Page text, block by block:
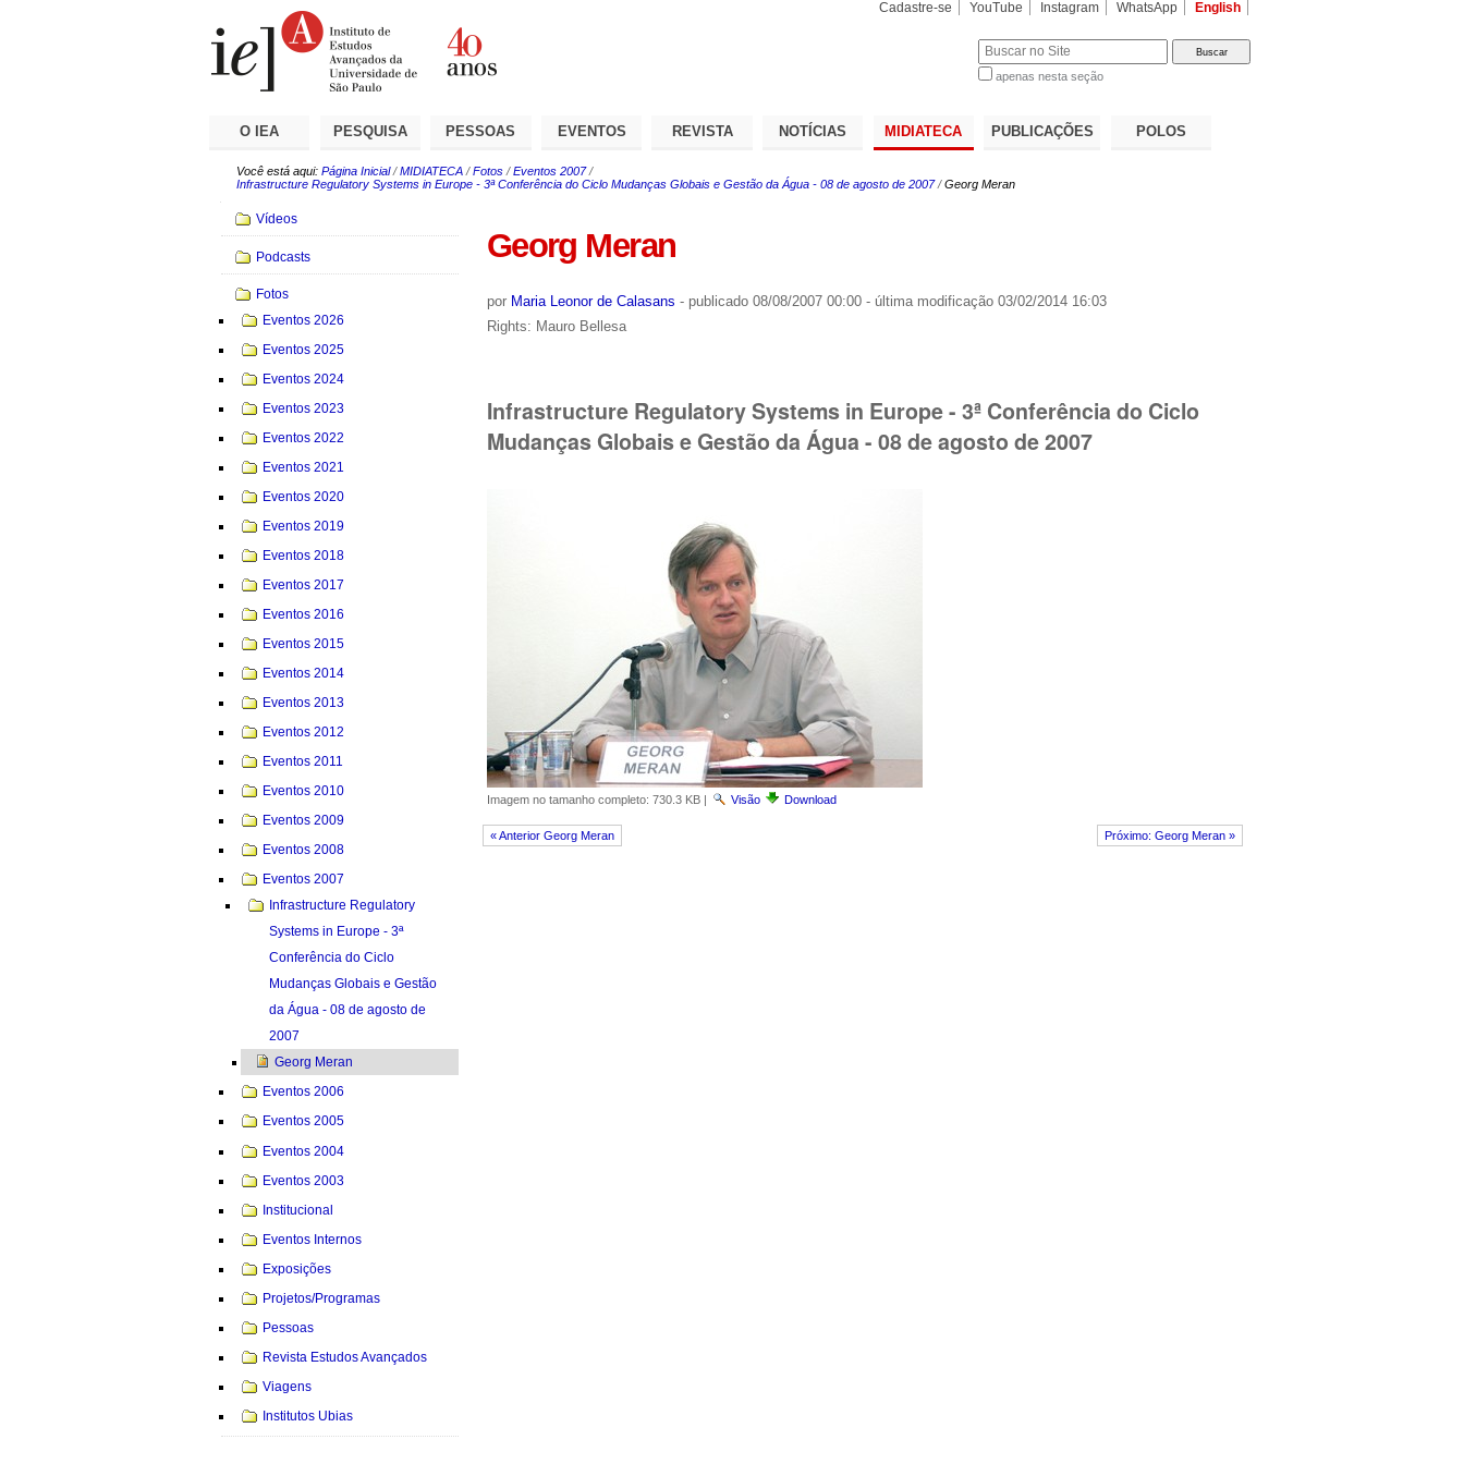
Cadastre-se YouTube Instagram WhatsApp English
apenas nesta seção
O IEA PESQUISA PESSOAS EVENTOS REVISTA NOTÍCIAS MIDIATECA PUBLICAÇÕES POLOS
Você está aqui: Página Inicial /MIDIATECA /Fotos /Eventos 2007 /
Infrastructure Regulatory Systems in Europe - 3ª Conferência do Ciclo Mudanças Globais e Gestão da Água - 08 de agosto de 2007 /Georg Meran
Georg Meran
por Maria Leonor de Calasans - publicado08/08/2007 00:00 - última modificação03/02/2014 16:03
Rights: Mauro Bellesa
Infrastructure Regulatory Systems in Europe - 3ª Conferência do Ciclo
Mudanças Globais e Gestão da Água - 08 de agosto de 2007
Imagem no tamanho completo: 730.3 KB| Visão Download
« Anterior Georg Meran Próximo: Georg Meran »
Navegação
Vídeos
Podcasts
Fotos
Eventos 2026
Eventos 2025
Eventos 2024
Eventos 2023
Eventos 2022
Eventos 2021
Eventos 2020
Eventos 2019
Eventos 2018
Eventos 2017
Eventos 2016
Eventos 2015
Eventos 2014
Eventos 2013
Eventos 2012
Eventos 2011
Eventos 2010
Eventos 2009
Eventos 2008
Eventos 2007
Infrastructure Regulatory
Systems in Europe - 3ª
Conferência do Ciclo
Mudanças Globais e Gestão
da Água - 08 de agosto de
2007
Georg Meran
Eventos 2006
Eventos 2005
Eventos 2004
Eventos 2003
Institucional
Eventos Internos
Exposições
Projetos/Programas
Pessoas
Revista Estudos Avançados
Viagens
Institutos Ubias